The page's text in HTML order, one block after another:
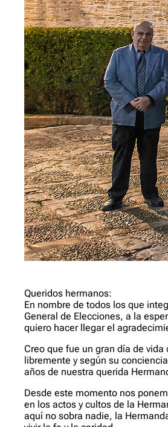
Queridos hermanos:
En nombre de todos los que
General de Elecciones, a la
quiero hacer llegar el
Creo que fue un gran día de
libremente y según su
años de nuestra querida
Desde este momento nos
en los actos y cultos de la
aquí no sobra nadie, la